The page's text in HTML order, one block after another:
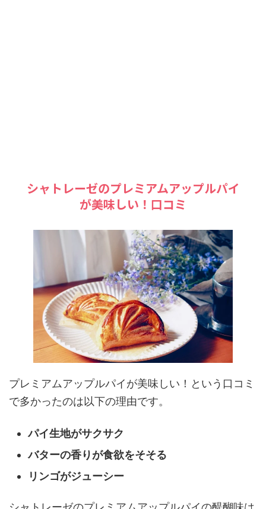
シャトレーゼのプレミアムアップルパイ
が美味しい！口コミ
プレミアムアップルパイが美味しい！という口コミ
で多かったのは以下の理由です。
パイ生地がサクサク
バターの香りが食欲をそそる
リンゴがジューシー